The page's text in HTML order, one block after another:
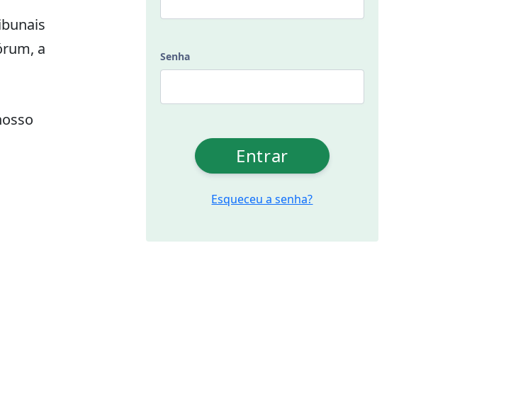
a
Senha
Entrar
Esqueceu a senha?